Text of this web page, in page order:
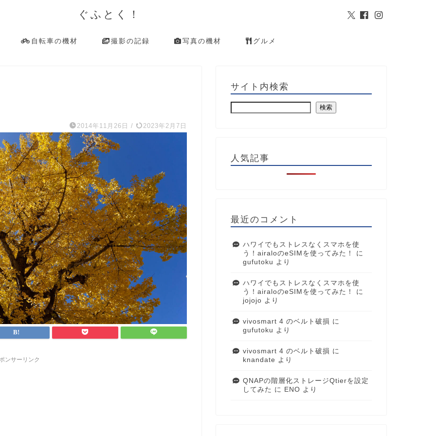
ぐふとく！
自転車の機材 撮影の記録 写真の機材 グルメ
2014年11月26日 / 2023年2月7日
ンサーリンク
サイト内検索
検索
人気記事
最近のコメント
ハワイでもストレスなくスマホを使
う！airaloのeSIMを使ってみた！
に
gufutoku より
ハワイでもストレスなくスマホを使
う！airaloのeSIMを使ってみた！
に
jojojo より
vivosmart 4 のベルト破損 に
gufutoku より
vivosmart 4 のベルト破損 に
knandate より
QNAPの階層化ストレージQtierを設定
してみた に ENO より